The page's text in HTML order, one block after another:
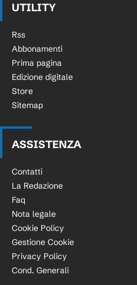
UTILITY
Rss
Abbonamenti
Prima pagina
Edizione digitale
Store
Sitemap
ASSISTENZA
Contatti
La Redazione
Faq
Nota legale
Cookie Policy
Gestione Cookie
Privacy Policy
Cond. Generali